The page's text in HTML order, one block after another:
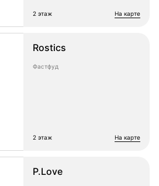
2 этаж на карте
Rostics
Фастфуд
2 этаж на карте
P.Love